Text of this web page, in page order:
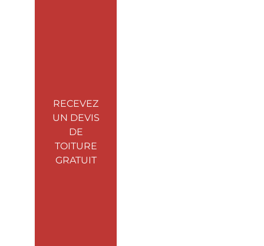
RECEVEZ
UN DEVIS
DE
TOITURE
GRATUIT